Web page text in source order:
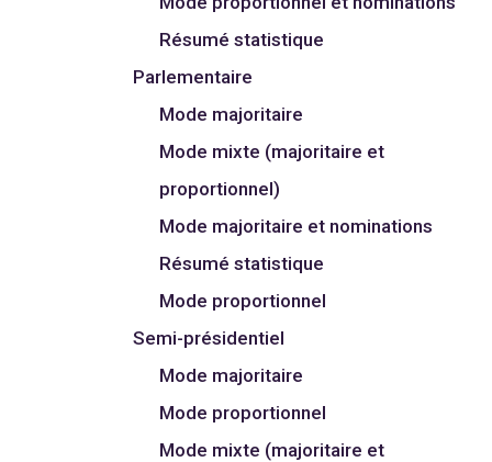
Résumé statistique
Parlementaire
Mode majoritaire
Mode mixte (majoritaire et
proportionnel)
Mode majoritaire et nominations
Résumé statistique
Mode proportionnel
Semi-présidentiel
Mode majoritaire
Mode proportionnel
Mode mixte (majoritaire et